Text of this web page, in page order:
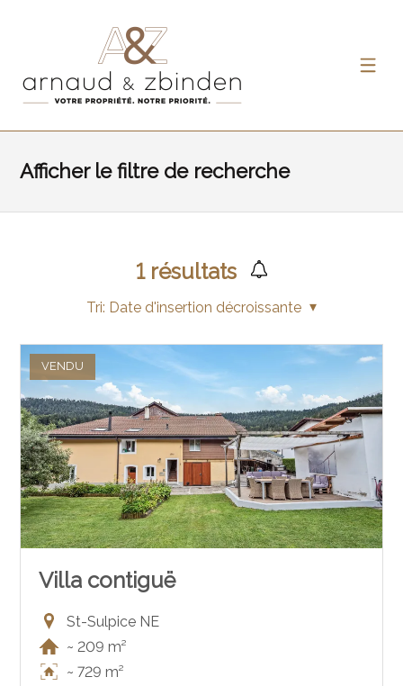
Afficher le filtre de recherche
1résultats
Tri: Date d'insertion décroissante
VENDU
Villa contiguë
St-Sulpice NE
~ 209 m²
~ 729 m²